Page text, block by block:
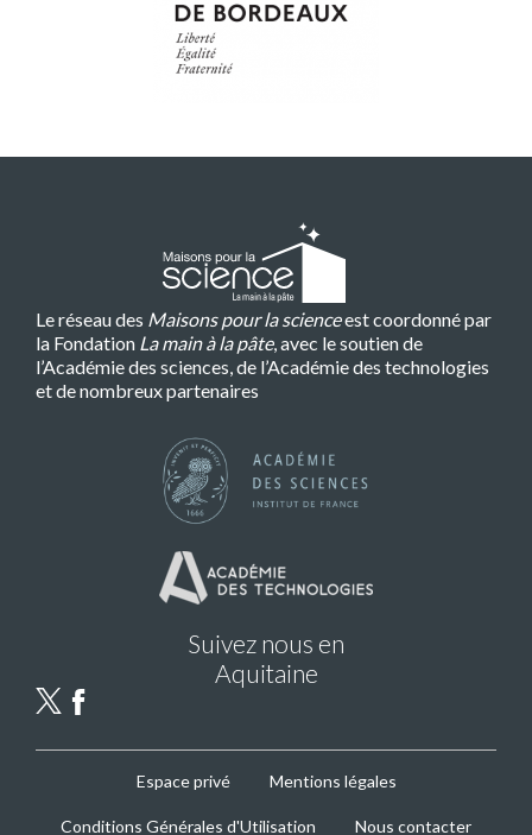
Le réseau des Maisons pour la scienceest coordonné par
la Fondation La main à la pâte, avec le soutien de
l’Académie des sciences, de l’Académie des technologies
et de nombreux partenaires
Suivez nous en
Aquitaine
Footer
Espace privé Mentions légales
Conditions Générales d'Utilisation Nous contacter